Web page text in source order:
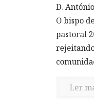
D.
O bispo
pastoral
Ler